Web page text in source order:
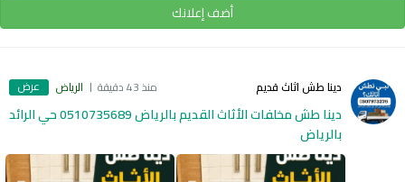
أضف إعلانك
دينا طش اثاث قديم منذ 43 دقيقة الرياض عرض
دينا طش مخلفات الأثاث القديم بالرياض 0510735689 حي الرائد
بالرياض